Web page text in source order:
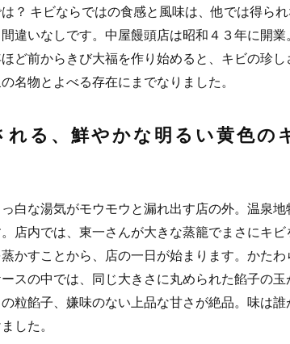
？ キビならではの食感と風味は、他では得ら
違いなしです。中屋饅頭店は昭和４３年に開
ど前からきび大福を作り始めると、キビの珍
名物とよべる存在にまでなりました。
れる、鮮やかな明るい黄色の
白な湯気がモウモウと漏れ出す店の外。温泉
店内では、東一さんが大きな蒸籠でまさにキ
かすことから、店の一日が始まります。かた
スの中では、同じ大きさに丸められた餡子の
粒餡子、嫌味のない上品な甘さが絶品。味は
した。